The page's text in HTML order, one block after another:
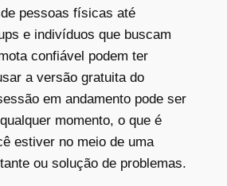
pessoas físicas até
e indivíduos que buscam
confiável podem ter
a versão gratuita do
em andamento pode ser
momento, o que é
estiver no meio de uma
ou solução de problemas.